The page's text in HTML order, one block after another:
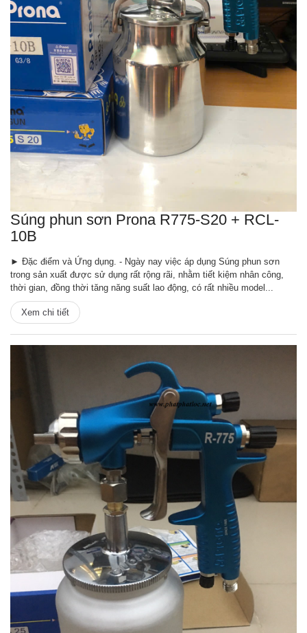
Súng phun sơn Prona R775-S20 + RCL-
10B
► Đặc điểm và Ứng dụng. - Ngày nay việc áp dụng Súng phun sơn
trong sản xuất được sử dụng rất rộng rãi, nhằm tiết kiệm nhân công,
thời gian, đồng thời tăng năng suất lao động, có rất nhiều model...
Xem chi tiết